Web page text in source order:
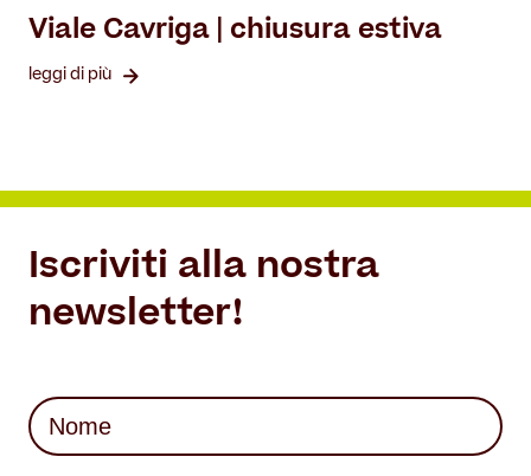
Viale Cavriga | chiusura estiva
leggi di più
Iscriviti alla nostra
newsletter!
Nome
(Required)